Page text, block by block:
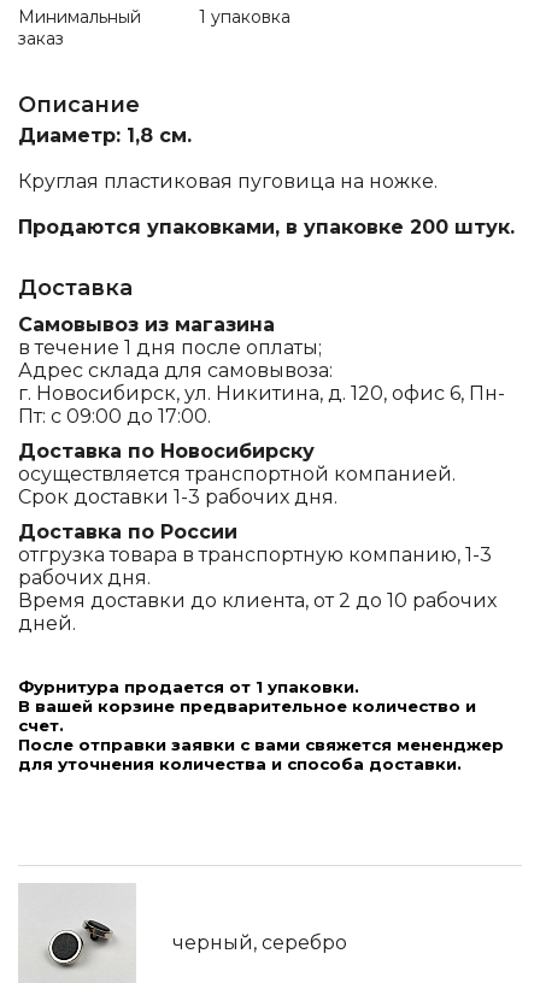
Минимальный
заказ
1 упаковка
Описание
Диаметр: 1,8 см.
Круглая пластиковая пуговица на ножке.
Продаются упаковками, в упаковке 200 штук.
Доставка
Самовывоз из магазина
в течение 1 дня после оплаты;
Адрес склада для самовывоза:
г. Новосибирск, ул. Никитина, д. 120, офис 6, Пн-
Пт: с 09:00 до 17:00.
Доставка по Новосибирску
осуществляется транспортной компанией.
Срок доставки 1-3 рабочих дня.
Доставка по России
отгрузка товара в транспортную компанию, 1-3
рабочих дня.
Время доставки до клиента, от 2 до 10 рабочих
дней.
Фурнитура продается от 1 упаковки.
В вашей корзине предварительное количество и
счет.
После отправки заявки с вами свяжется мененджер
для уточнения количества и способа доставки.
черный, серебро